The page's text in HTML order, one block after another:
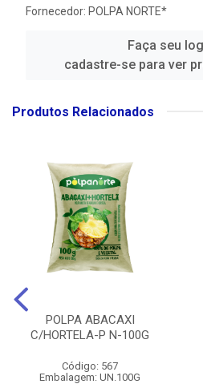
Fornecedor: POLPA NORTE*
Faça seu
cadastre-se para ver
Produtos Relacionados
POLPA ABACAXI
C/HORTELA-P N-100G
Código: 567
Embalagem: UN.100G